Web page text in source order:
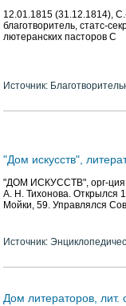
12.01.1815 (31.12.1814),
благотворитель, статс-
лютеранских пасторов С
Источник:
"Дом искусств",
"ДОМ ИСКУССТВ", орг-ция
А. Н. Тихонова. Открылся
Мойки, 59. Управлялся
Источник:
Дом литераторов, лит.